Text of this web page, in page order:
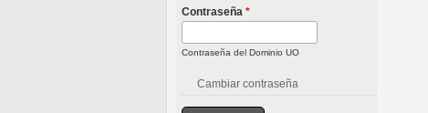
Contraseña *
Contraseña del Dominio UO
Cambiar contraseña